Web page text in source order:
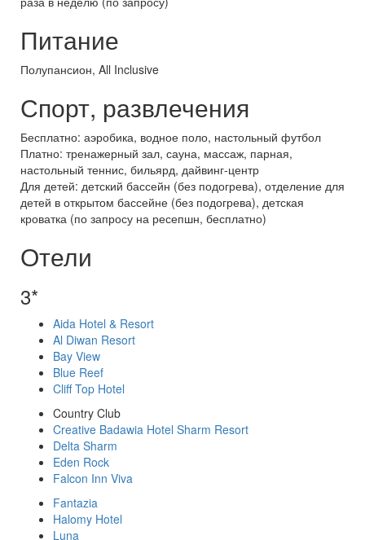
Питание
Полупансион, All Inclusive
Спорт, развлечения
Бесплатно: аэробика, водное поло, настольный футбол
Платно: тренажерный зал, сауна, массаж, парная,
настольный теннис, бильярд, дайвинг-центр
Для детей: детский бассейн (без подогрева), отделение для
детей в открытом бассейне (без подогрева), детская
кроватка (по запросу на ресепшн, бесплатно)
Отели
3*
Aida Hotel & Resort
Al Diwan Resort
Bay View
Blue Reef
Cliff Top Hotel
Country Club
Creative Badawia Hotel Sharm Resort
Delta Sharm
Eden Rock
Falcon Inn Viva
Fantazia
Halomy Hotel
Luna